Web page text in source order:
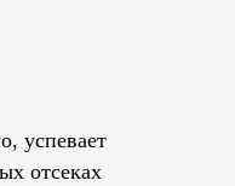
успевает
отсеках